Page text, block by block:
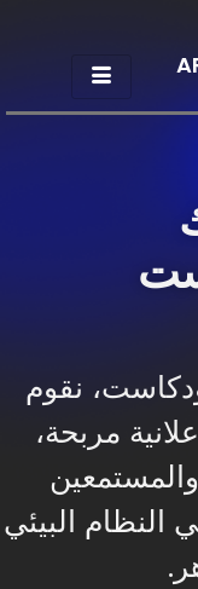
نقوم
مربحة،
البيئي